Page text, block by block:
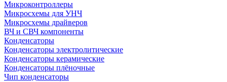
Микроконтроллеры
Микросхемы для УНЧ
Микросхемы драйверов
ВЧ и СВЧ компоненты
Конденсаторы
Конденсаторы электролитические
Конденсаторы керамические
Конденсаторы плёночные
Чип конденсаторы